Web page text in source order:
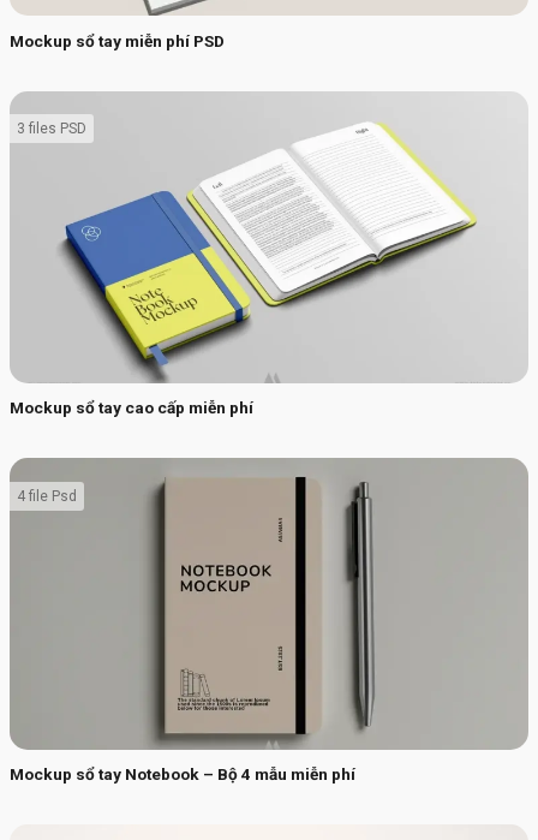
Mockup sổ tay miễn phí PSD
Mockup sổ tay cao cấp miễn phí
3 files PSD
Mockup sổ tay Notebook – Bộ 4 mẫu miễn phí
4 file Psd